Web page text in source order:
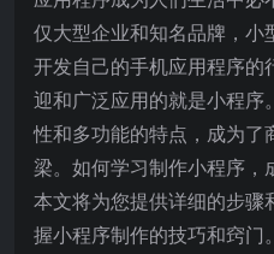
仅大型企业和知名品牌，小
开发自己的手机应用程序的
迎和广泛应用的就是小程序
性和多功能的特点，成为了
梁。如何学习制作小程序，
本文将为您提供详细的步骤
握小程序制作的技巧和窍门。